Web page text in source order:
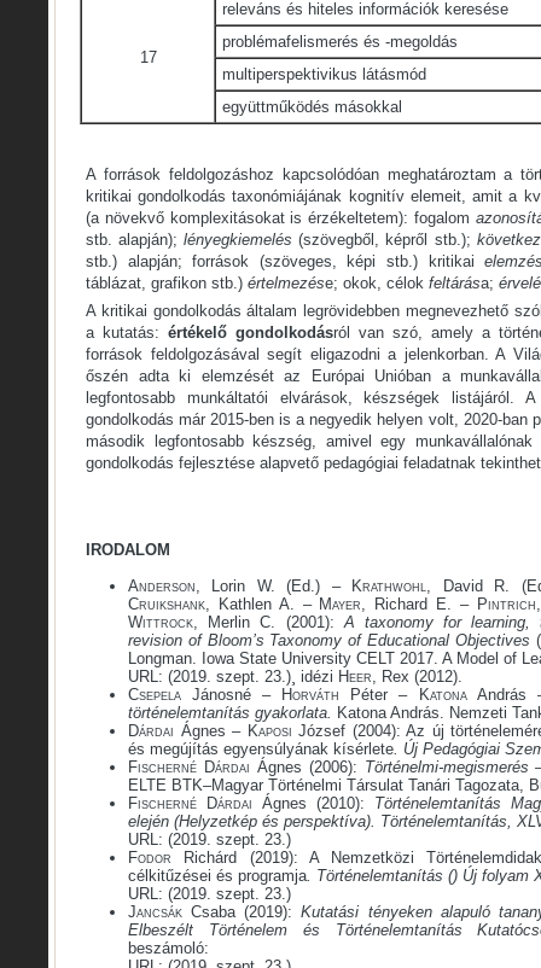
17
releváns és hiteles információk keresése
problémafelismerés és -megoldás
multiperspektivikus látásmód
együttműködés másokkal
A források feldolgozáshoz kapcsolódóan meghatároztam a
kritikai gondolkodás taxonómiájának kognitív elemeit, amit a
(a növekvő komplexitásokat is érzékeltetem): fogalom
stb. alapján);lényegkiemelés(szövegből, képről stb.);
stb.) alapján; források (szöveges, képi stb.) kritikai
táblázat, grafikon stb.) értelmezése; okok, célok feltárása;
A kritikai gondolkodás általam legrövidebben megnevezhető
a kutatás: értékelő gondolkodásról van szó, amely a
források feldolgozásával segít eligazodni a jelenkorban. A
őszén adta ki elemzését az Európai Unióban a
legfontosabb munkáltatói elvárások, készségek listájáról.
gondolkodás már 2015-ben is a negyedik helyen volt, 2020-ban
második legfontosabb készség, amivel egy
gondolkodás fejlesztése alapvető pedagógiai feladatnak
IRODALOM
Anderson, Lorin W. (Ed.) – Krathwohl, David R.
Cruikshank, Kathlen A. – Mayer, Richard E. – Pintrich
Wittrock, Merlin C. (2001):A taxonomy for learning,
revision of Bloom’s Taxonomy of Educational Objectives
Longman. Iowa State University CELT 2017. A Model of
URL: (2019. szept. 23.)¸ idézi Heer, Rex (2012).
Csepela Jánosné – Horváth Péter – KatonaAndrás
történelemtanítás gyakorlata. Katona András. Nemzeti
Dárdai Ágnes – Kaposi József (2004): Az új
és megújítás egyensúlyának kísérlete. Új Pedagógiai
Fischerné Dárdai Ágnes (2006): Történelmi-
ELTE BTK–Magyar Történelmi Társulat Tanári Tagozata,
Fischerné Dárdai Ágnes (2010): Történelemtanítás
elején (Helyzetkép és perspektíva). Történelemtanítás,
URL: (2019. szept. 23.)
Fodor Richárd (2019): A Nemzetközi
célkitűzései és programja. Történelemtanítás () Új folyam
URL: (2019. szept. 23.)
Jancsák Csaba (2019):Kutatási tényeken alapuló
Elbeszélt Történelem és Történelemtanítás
beszámoló: